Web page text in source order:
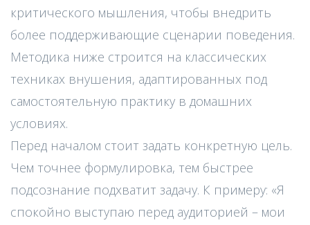
критического мышления, чтобы внедрить
более поддерживающие сценарии поведения.
Методика ниже строится на классических
техниках внушения, адаптированных под
самостоятельную практику в домашних
условиях.
Перед началом стоит задать конкретную цель.
Чем точнее формулировка, тем быстрее
подсознание подхватит задачу. К примеру: «Я
спокойно выступаю перед аудиторией – мои